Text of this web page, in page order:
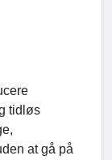
tidløs
at gå på